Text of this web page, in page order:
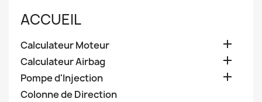
ACCUEIL
Calculateur Moteur 
Calculateur Airbag 
Pompe d'Injection 
Colonne de Direction